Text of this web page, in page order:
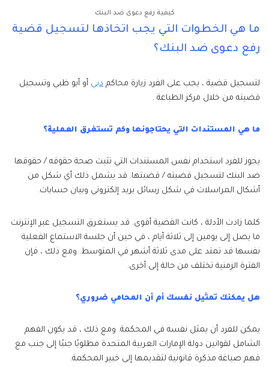
كيفية رفع دعوى ضد البنك
ما هي الخطوات التي يجب اتخاذها لتسجيل قضية
رفع دعوى ضد البنك؟
لتسجيل قضية ، يجب على الفرد زيارة محاكم دبي أو أبو ظبي وتسجيل
قضيته من خلال مركز الطباعة .
ما هي المستندات التي يحتاجونها وكم تستغرق العملية؟
يجوز للفرد استخدام نفس المستندات التي تثبت صحة حقوقه / حقوقها
ضد البنك لتسجيل قضيته / قضيتها. قد يشمل ذلك أي شكل من
أشكال المراسلات في شكل رسائل بريد إلكتروني وبيان حسابات.
كلما زادت الأدلة ، كانت القضية أقوى. قد يستغرق التسجيل عبر الإنترنت
ما يصل إلى يومين إلى ثلاثة أيام ، في حين أن جلسة الاستماع الفعلية
نفسها قد تمتد على مدى ثلاثة أشهر في المتوسط. ومع ذلك ، فإن
الفترة الزمنية تختلف من حالة إلى أخرى.
هل يمكنك تمثيل نفسك أم أن المحامي ضروري؟
يمكن للفرد أن يمثل نفسه في المحكمة. ومع ذلك ، قد يكون الفهم
الشامل لقوانين دولة الإمارات العربية المتحدة مطلوبًا جنبًا إلى جنب مع
فهم صياغة مذكرة قانونية لتقديمها إلى خبير المحكمة.